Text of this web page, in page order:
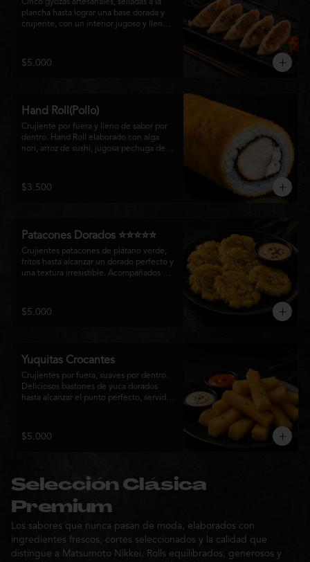
Cinco gyozas artesanales, selladas a la
plancha hasta lograr una base dorada y
crujiente, con un interior jugoso y lleno
perfecto entre tradición japonesa y la
esencia de la cocina nikkei, ideales para
$5.000
Hand Roll(Pollo)
Crujiente por fuera y lleno de sabor por
dentro. Hand Roll elaborado con alga
nori, arroz de sushi, jugosa pechuga de
combinación perfecta de textura y
cremosidad que convierte este clásico en
$3.500
Patacones Dorados ⭐⭐⭐⭐⭐
Crujientes patacones de plátano verde,
fritos hasta alcanzar un dorado perfecto y
una textura irresistible. Acompañados de
disfrutar como entrada con el auténtico
sabor de la cocina nikkei.
$5.000
Yuquitas Crocantes
Crujientes por fuera, suaves por dentro.
Deliciosos bastones de yuca dorados
hasta alcanzar el punto perfecto, servidos
compartir o complementar cualquier
experiencia Matsumoto Nikkei.
$5.000
Selección Clásica
Premium
Los sabores que nunca pasan de moda, elaborados con
ingredientes frescos, cortes seleccionados y la calidad que
distingue a Matsumoto Nikkei. Rolls equilibrados, generosos y